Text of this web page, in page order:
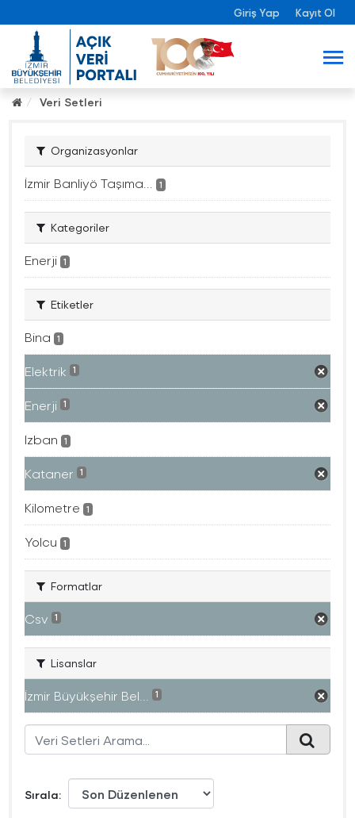
Giriş Yap Kayıt Ol
Veri Setleri
Organizasyonlar
İzmir Banliyö Taşıma... 1
Kategoriler
Enerji 1
Etiketler
Bina 1
Elektrik 1
Enerji 1
Izban 1
Kataner 1
Kilometre 1
Yolcu 1
Formatlar
Csv 1
Lisanslar
İzmir Büyükşehir Bel... 1
Sırala